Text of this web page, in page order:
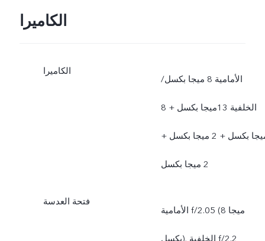
الكاميرا
الكاميرا
الأمامية 8 ميجا بكسل/
الخلفية 13ميجا بكسل + 8
ميجا بكسل + 2 ميجا بكسل +
2 ميجا بكسل
فتحة العدسة
الأمامية f/2.05 (8 ميجا